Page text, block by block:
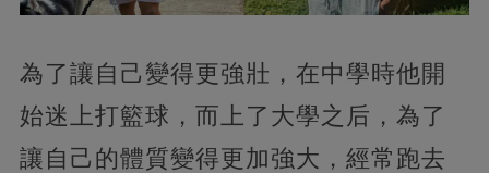
為了讓自己變得更強壯，在中學時他開
始迷上打籃球，而上了大學之后，為了
讓自己的體質變得更加強大，經常跑去